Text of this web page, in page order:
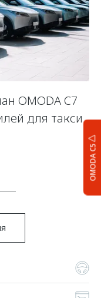
OMODA C5
OMODA C7
для такси
5